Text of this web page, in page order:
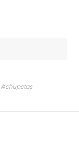
#chupetas